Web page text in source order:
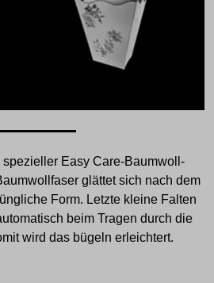
Easy Care-Baumwoll-
glättet sich nach dem
Form. Letzte kleine Falten
beim Tragen durch die
wird das bügeln erleichtert.